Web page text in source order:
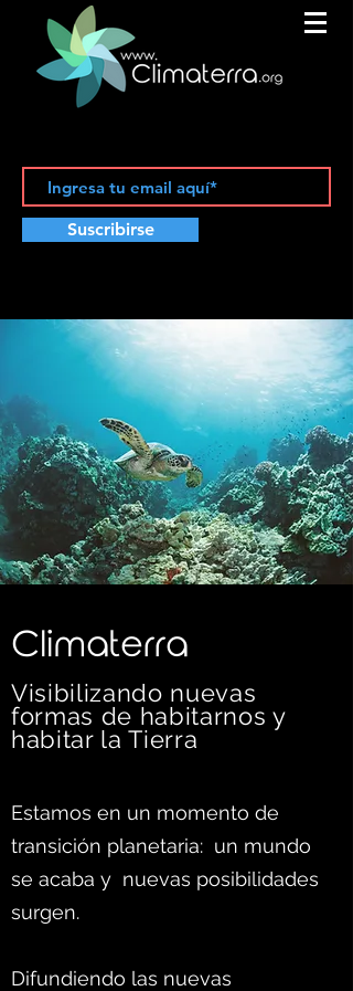
Suscribirse
C limaterra
Visibilizando nuevas
formas de habitarnos y
habitar la Tierra
Estamos en un momento de
transición planetaria: un mundo
se acaba y nuevas posibilidades
surgen.
Difundiendo las nuevas